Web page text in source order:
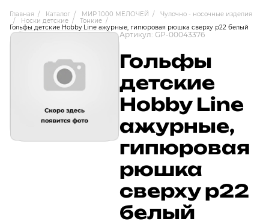
8 (4242) 30-00-27
8 (4242) 30-00-72
Главная / Каталог / МИР 1000 МЕЛОЧЕЙ /
Чулочно - носочные изделия
/
Носки детские / Тонкие /
Гольфы детские Hobby Line ажурные, гипюровая рюшка сверху р22 белый
Артикул: GP-00043376
Гольфы
детские
Hobby Line
ажурные,
гипюровая
рюшка
сверху р22
белый